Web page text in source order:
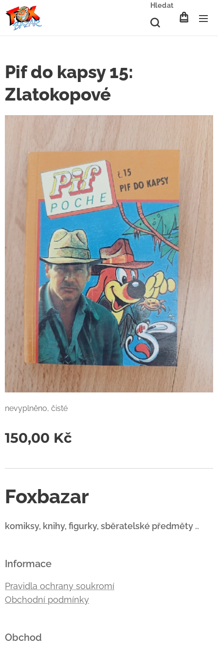
Hledat
Pif do kapsy 15:
Zlatokopové
nevyplněno, čisté
150,00 Kč
Foxbazar
komiksy, knihy, figurky, sběratelské předměty ..
Informace
Pravidla ochrany soukromí
Obchodní podmínky
Obchod